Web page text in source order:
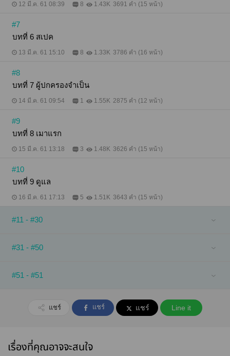
12 มี.ค. 61 08:39 8 1.43K 3691 คำ (15 หน้า)
#7
บทที่ 6 สเปค
13 มี.ค. 61 15:10 8 1.33K 3786 คำ (16 หน้า)
#8
บทที่ 7 ผู้ปกครองจำเป็น
14 มี.ค. 61 09:54 1 1.55K 2875 คำ (12 หน้า)
#9
บทที่ 8 เมาแรก
15 มี.ค. 61 13:18 3 1.48K 3626 คำ (15 หน้า)
#10
บทที่ 9 ดูแล
16 มี.ค. 61 17:13 5 1.51K 3643 คำ (15 หน้า)
#11 - #30
#31 - #50
#51 - #51
แชร์ แชร์ แชร์ Line it
เรื่องที่คุณอาจจะสนใจ